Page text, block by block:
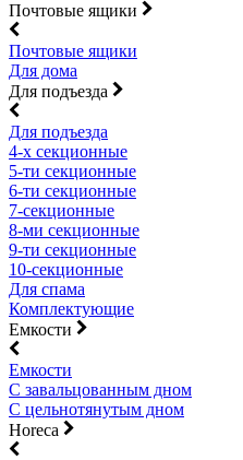
Почтовые ящики
Почтовые ящики
Для дома
Для подъезда
Для подъезда
4-х секционные
5-ти секционные
6-ти секционные
7-секционные
8-ми секционные
9-ти секционные
10-секционные
Для спама
Комплектующие
Емкости
Емкости
С завальцованным дном
С цельнотянутым дном
Horeca